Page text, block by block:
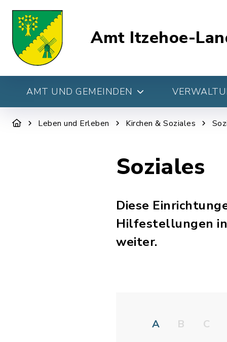
Amt Itzehoe-
AMT UND GEMEINDEN
Leben und Erleben Kirchen & Soziales
Soziales
Diese
Hilfestellungen
weiter.
A B
C